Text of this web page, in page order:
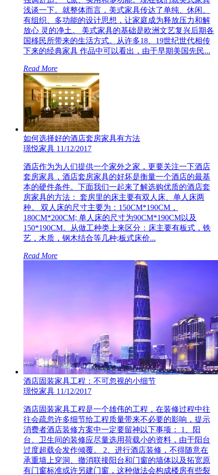
浅谈一下。就整体而言，美式家具传达了单纯、休闲、
有组织、多功能的设计思想，让家庭成为释放压力和解
放心 灵的净土。 美式家具的基础是欧洲文艺复兴后期各
国移民所带来的生活方式。从许多18、19世纪世代相传
下来的经典家具 作品中可以看出，由于早期美国先民...
Read More
如何选择好的酒店套房家具有方法
璟悦家具 11/12/2017
酒店作为为人们提供一个家外之家，更要关注一下酒店
套房家具，酒店套房家具的好坏是衡量一个酒店的最基
本的硬件条件。下面我们一起来了解选购优质的酒店套
房家具的方法： 套房里的床主要有双人床、单人床两
种。 双人床的尺寸主要为：150CM*190CM，
180CM*200CM; 单人床的尺寸为90CM*190CM以及
150*190CM。从做工种类上来区分：床主要有板式，铁
艺，木质，钢木结合等几种;板式床价...
Read More
酒店固装家具工程：不可忽视的小细节
璟悦家具 11/12/2017
酒店固装家具工程是一个雄伟的工程，在装修过程中往
往会疏忽许多细节给工程质量带来不必要的影响，提示
消费者酒店装修方案中一定要留神以下事项： 1、阳
台、卫生间的装修应尽量选用荷载小的资料，由于阳台
过度超载会发作倾覆。 2、进行酒店装修，不得随意在
承重墙上穿洞、撤消联接阳台和门窗的墙体以及拓宽原
有门窗标准或许另建门窗，这种做法会构成楼房有些裂